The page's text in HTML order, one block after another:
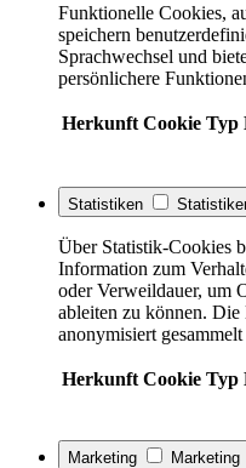
Funktionelle Cookies,
speichern
Sprachwechsel und
persönlichere
Herkunft Cookie Typ
Statistiken
Über Statistik-Cookies
Information zum
oder Verweildauer, um
ableiten zu können. Die
anonymisiert
Herkunft Cookie Typ
Marketing Marketing